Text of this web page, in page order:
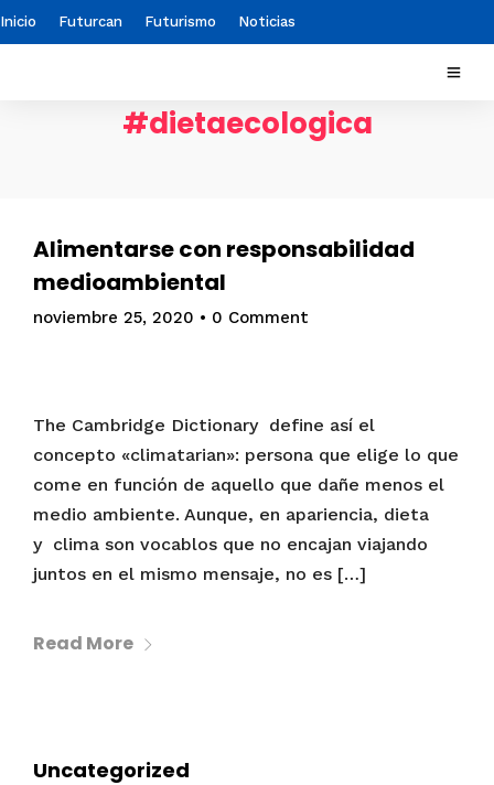
Inicio Futurcan Futurismo Noticias
#dietaecologica
Alimentarse con responsabilidad
medioambiental
noviembre 25, 2020 • 0 Comment
The Cambridge Dictionary define así el
concepto «climatarian»: persona que elige lo que
come en función de aquello que dañe menos el
medio ambiente. Aunque, en apariencia, dieta
y clima son vocablos que no encajan viajando
juntos en el mismo mensaje, no es […]
Read More
Uncategorized